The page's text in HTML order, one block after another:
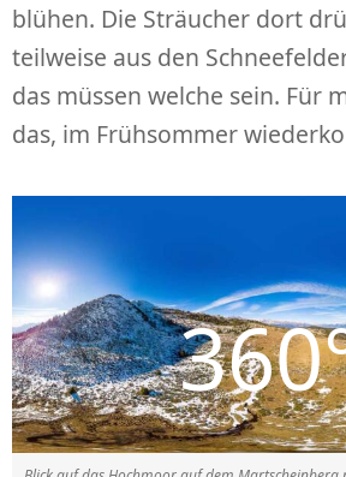
blühen. Die Sträucher dort
teilweise aus den
das müssen welche sein. Für
das, im Frühsommer